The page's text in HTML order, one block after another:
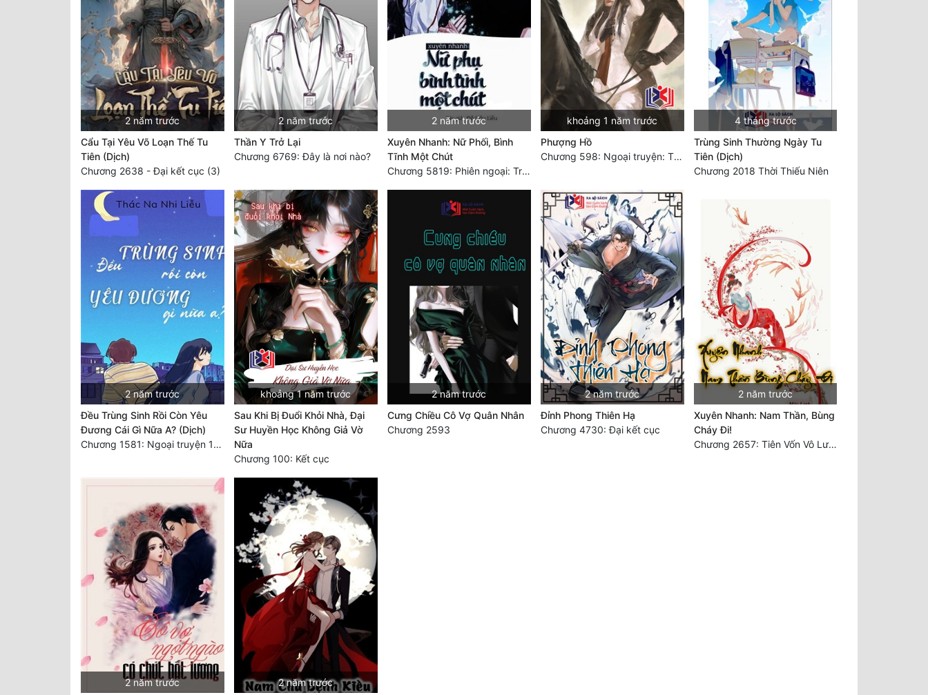
2 năm trước
Cẩu Tại Yêu Võ Loạn Thế Tu
Tiên (Dịch)
Chương 2638 - Đại kết cục (3)
2 năm trước
Thần Y Trở Lại
Chương 6769: Đây là nơi nào?
2 năm trước
Xuyên Nhanh: Nữ Phối, Bình
Tĩnh Một Chút
Chương 5819: Phiên ngoại: Trở lại STARS [HẾT]
khoảng 1 năm trước
Phượng Hồ
Chương 598: Ngoại truyện: Tiểu Tiểu Ký
4 tháng trước
Trùng Sinh Thường Ngày Tu
Tiên (Dịch)
Chương 2018 Thời Thiếu Niên
2 năm trước
Đều Trùng Sinh Rồi Còn Yêu
Đương Cái Gì Nữa A? (Dịch)
Chương 1581: Ngoại truyện 1 (9)
khoảng 1 năm trước
Sau Khi Bị Đuổi Khỏi Nhà, Đại
Sư Huyền Học Không Giả Vờ
Nữa
Chương 100: Kết cục
2 năm trước
Cưng Chiều Cô Vợ Quân Nhân
Chương 2593
2 năm trước
Đỉnh Phong Thiên Hạ
Chương 4730: Đại kết cục
2 năm trước
Xuyên Nhanh: Nam Thần, Bùng
Cháy Đi!
Chương 2657: Tiên Vốn Vô Lương (15). HẾT.
2 năm trước
2 năm trước